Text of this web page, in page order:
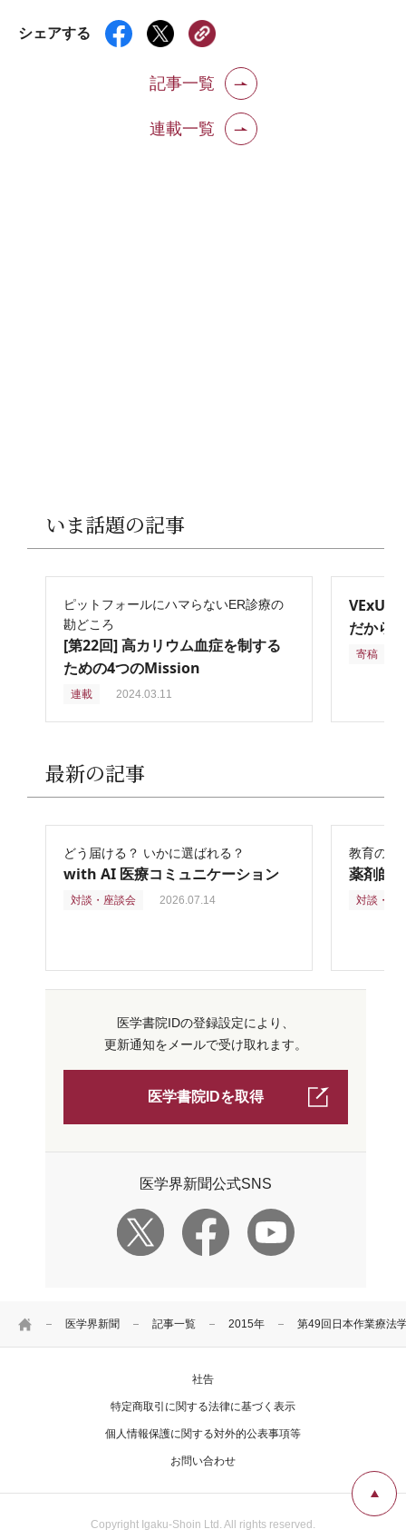
HOME 医学界新聞 記事一覧 2015年 第49回日本作業療法
シェアする
記事一覧
連載一覧
いま話題の記事
ピットフォールにハマらないER診療の
勘どころ
[第22回] 高カリウム血症を制する
ための4つのMission
連載 2024.03.11
VExUS
だから
寄稿
最新の記事
どう届ける？ いかに選ばれる？
with AI 医療コミュニケーション
対談・座談会 2026.07.14
教育の再
薬剤師
対談・座
医学書院IDの登録設定により、
更新通知をメールで受け取れます。
医学書院IDを取得
医学界新聞公式SNS
社告
特定商取引に関する法律に基づく表示
個人情報保護に関する対外的公表事項等
お問い合わせ
Copyright Igaku-Shoin Ltd. All rights reserved.